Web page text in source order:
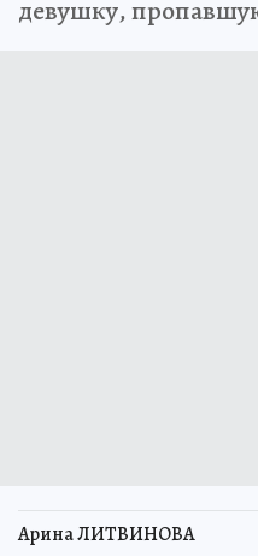
девушку,
Арина ЛИТВИНОВА